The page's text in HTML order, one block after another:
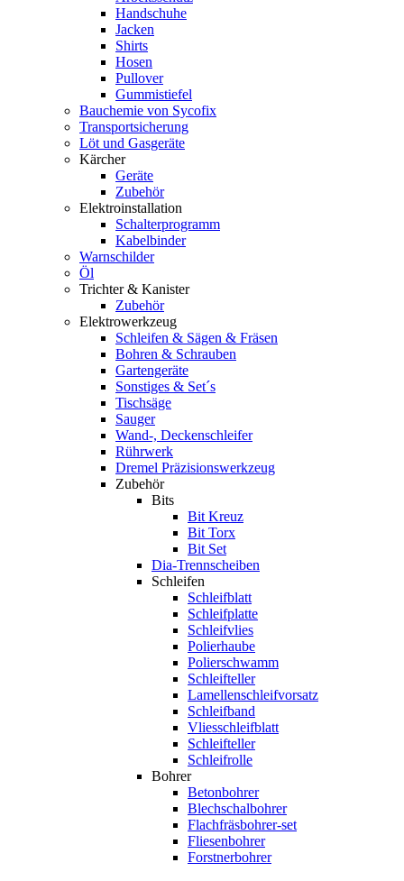
Handschuhe
Jacken
Shirts
Hosen
Pullover
Gummistiefel
Bauchemie von Sycofix
Transportsicherung
Löt und Gasgeräte
Kärcher
Geräte
Zubehör
Elektroinstallation
Schalterprogramm
Kabelbinder
Warnschilder
Öl
Trichter & Kanister
Zubehör
Elektrowerkzeug
Schleifen & Sägen & Fräsen
Bohren & Schrauben
Gartengeräte
Sonstiges & Set´s
Tischsäge
Sauger
Wand-, Deckenschleifer
Rührwerk
Dremel Präzisionswerkzeug
Zubehör
Bits
Bit Kreuz
Bit Torx
Bit Set
Dia-Trennscheiben
Schleifen
Schleifblatt
Schleifplatte
Schleifvlies
Polierhaube
Polierschwamm
Schleifteller
Lamellenschleifvorsatz
Schleifband
Vliesschleifblatt
Schleifteller
Schleifrolle
Bohrer
Betonbohrer
Blechschalbohrer
Flachfräsbohrer-set
Fliesenbohrer
Forstnerbohrer